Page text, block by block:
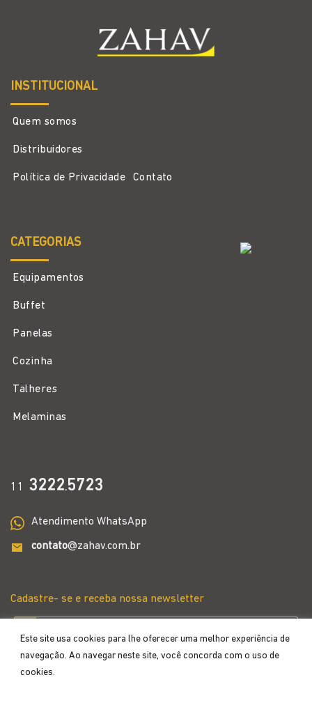
Este site usa cookies para lhe oferecer uma melhor experiência de
navegação. Ao navegar neste site, você concorda com o uso de
cookies.
INSTITUCIONAL
Quem somos
Distribuidores
Política de Privacidade Contato
CATEGORIAS
Equipamentos
Buffet
Panelas
Cozinha
Talheres
Melaminas
11 3222.5723
Atendimento WhatsApp
contato@zahav.com.br
Cadastre- se e receba nossa newsletter